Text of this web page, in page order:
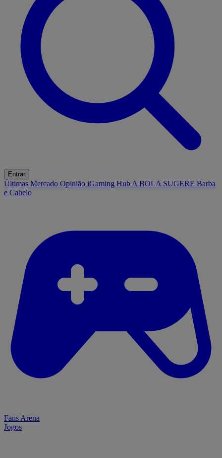
Entrar
Últimas Mercado Opinião iGaming Hub A BOLA SUGERE Barba
e Cabelo
Fans Arena
Jogos